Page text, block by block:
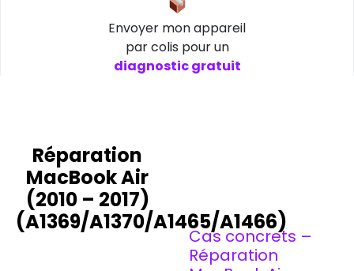
Envoyer mon appareil
par colis pour un
diagnostic gratuit
Réparation
MacBook Air
(2010 – 2017)
(A1369/A1370/A1465/A1466)
Cas concrets –
Réparation